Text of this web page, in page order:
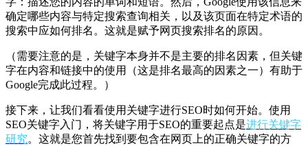
确定哪些内容与特定搜索查询相关，以及该页面在特定术语的
搜索中应如何排名。这就是赋予网页搜索排名的原因。
（需要注意的是，关键字本身并不是主要的排名因素，但关键
字在内容和链接中的使用（这是排名最高的因素之一）有助于
Google完成此过程。）
接下来，让我们看看使用关键字进行SEO时如何开始。 使用
SEO关键字入门，将关键字用于SEO的重要起点是进行关键字
研究。这就是您首先找到要包含在网页上的正确关键字的方